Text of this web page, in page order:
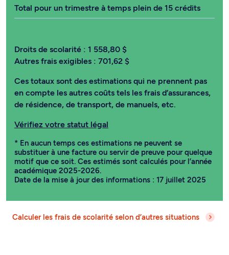
Total pour un trimestre à temps plein de 15 crédits
Droits de scolarité : 1 558,80 $
Autres frais exigibles : 701,62 $
Ces totaux sont des estimations qui ne prennent pas
en compte les autres coûts tels les frais d’assurances,
de résidence, de transport, de manuels, etc.
Vérifiez votre statut légal
* En aucun temps ces estimations ne peuvent se
substituer à une facture ou servir de preuve pour quelque
motif que ce soit. Ces estimés sont calculés pour l’année
académique 2025-2026.
Date de la mise à jour des informations : 17 juillet 2025
Calculer les frais de scolarité selon d’autres situations